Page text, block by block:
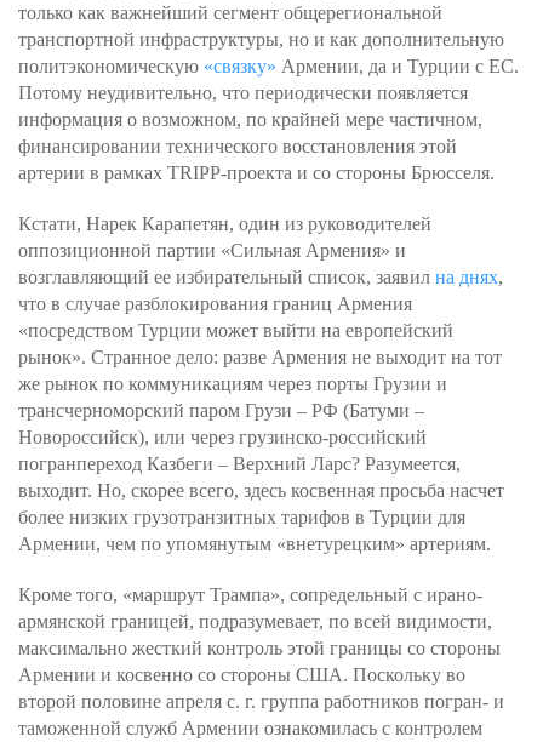
только как важнейший сегмент общерегиональной
транспортной инфраструктуры, но и как дополнительную
политэкономическую «связку» Армении, да и Турции с ЕС.
Потому неудивительно, что периодически появляется
информация о возможном, по крайней мере частичном,
финансировании технического восстановления этой
артерии в рамках TRIPP-проекта и со стороны Брюсселя.
Кстати, Нарек Карапетян, один из руководителей
оппозиционной партии «Сильная Армения» и
возглавляющий ее избирательный список, заявил на днях,
что в случае разблокирования границ Армения
«посредством Турции может выйти на европейский
рынок». Странное дело: разве Армения не выходит на тот
же рынок по коммуникациям через порты Грузии и
трансчерноморский паром Грузи – РФ (Батуми –
Новороссийск), или через грузинско-российский
погранпереход Казбеги – Верхний Ларс? Разумеется,
выходит. Но, скорее всего, здесь косвенная просьба насчет
более низких грузотранзитных тарифов в Турции для
Армении, чем по упомянутым «внетурецким» артериям.
Кроме того, «маршрут Трампа», сопредельный с ирано-
армянской границей, подразумевает, по всей видимости,
максимально жесткий контроль этой границы со стороны
Армении и косвенно со стороны США. Поскольку во
второй половине апреля с. г. группа работников погран- и
таможенной служб Армении ознакомилась с контролем